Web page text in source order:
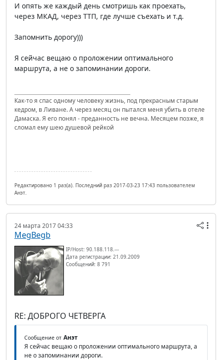
И опять же каждый день смотришь как проехать,
через МКАД, через ТТП, где лучше съехать и т.д.
Запомнить дорогу)))
Я сейчас вещаю о проложении оптимального
маршрута, а не о запоминании дороги.
Как-то я спас одному человеку жизнь, под прекрасным старым
кедром, в Ливане. А через месяц он пытался меня убить в отеле
Дамаска. Я его понял - преданность не вечна. Месяцем позже, я
сломал ему шею душевой рейкой
Редактировано 1 раз(а). Последний раз 2017-03-23 17:43 пользователем
Анэт.
24 марта 2017 04:33
MegBegb
IP/Host: 90.188.118.---
Дата регистрации: 21.09.2009
Сообщений: 8 791
RE: ДОБРОГО ЧЕТВЕРГА
Сообщение от Анэт
Я сейчас вещаю о проложении оптимального маршрута, а
не о запоминании дороги.